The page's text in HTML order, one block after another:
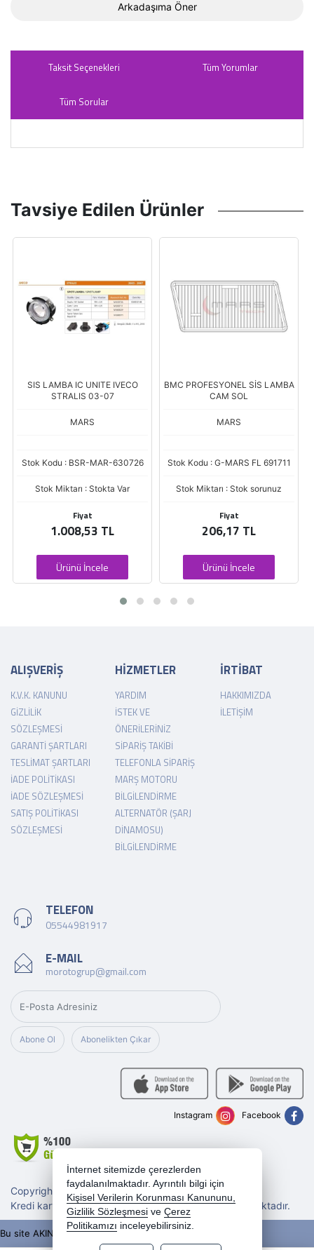
Arkadaşıma Öner
Taksit Seçenekleri Tüm Yorumlar
Tüm Sorular
Tavsiye Edilen Ürünler
SIS LAMBA IC UNITE IVECO
STRALIS 03-07
MARS
Stok Kodu : BSR-MAR-630726
Stok Miktarı : Stokta Var
Fiyat
1.008,53 TL
Ürünü İncele
BMC PROFESYONEL SİS LAMBA
CAM SOL
MARS
Stok Kodu : G-MARS FL 691711
Stok Miktarı : Stok sorunuz
Fiyat
206,17 TL
Ürünü İncele
ALIŞVERİŞ
K.V.K. KANUNU
GIZLILIK
SÖZLEŞMESI
GARANTI ŞARTLARI
TESLIMAT ŞARTLARI
İADE POLITIKASI
İADE SÖZLEŞMESI
SATIŞ POLITIKASI
SÖZLEŞMESI
HİZMETLER
YARDIM
İSTEK VE
ÖNERILERINIZ
SIPARIŞ TAKIBI
TELEFONLA SIPARIŞ
MARŞ MOTORU
BILGILENDIRME
ALTERNATÖR (ŞARJ
DINAMOSU)
BILGILENDIRME
İRTİBAT
HAKKIMIZDA
İLETIŞIM
TELEFON
05544981917
E-MAIL
morotogrup@gmail.com
Abone Ol Abonelikten Çıkar
Copyright 2026 morotogrup.com - Tüm hakları saklıdır.
Kredi kartı bilgileriniz 256bit SSL sertifikası ile korunmaktadır.
Facebook
Instagram
Bu site AKINSOFT E-Ticaret ile hazırlanmıştır.
İnternet sitemizde çerezlerden
faydalanılmaktadır. Ayrıntılı bilgi için
Kişisel Verilerin Korunması Kanununu,
Gizlilik Sözleşmesi ve Çerez
Politikamızı inceleyebilirsiniz.